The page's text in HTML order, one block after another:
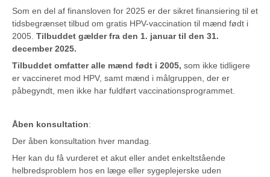
Som en del af finansloven for 2025 er der sikret finansiering til et
tidsbegrænset tilbud om gratis HPV-vaccination til mænd født i
2005. Tilbuddet gælder fra den 1. januar til den 31.
december 2025.
Tilbuddet omfatter alle mænd født i 2005, som ikke tidligere
er vaccineret mod HPV, samt mænd i målgruppen, der er
påbegyndt, men ikke har fuldført vaccinationsprogrammet.
Åben konsultation:
Der åben konsultation hver mandag.
Her kan du få vurderet et akut eller andet enkeltstående
helbredsproblem hos en læge eller sygeplejerske uden